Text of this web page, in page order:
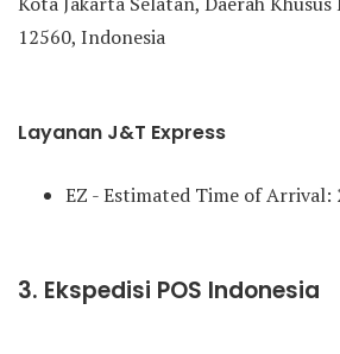
12560, Indonesia
Layanan J&T Express
EZ - Estimated Time of Arrival:
3. Ekspedisi POS Indonesia